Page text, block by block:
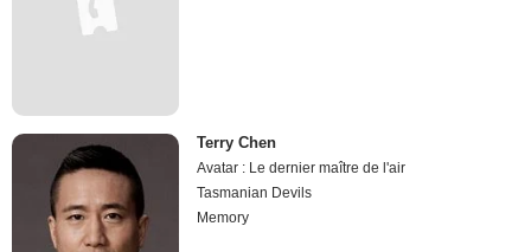
Terry Chen
Avatar : Le dernier maître de l'air
Tasmanian Devils
Memory